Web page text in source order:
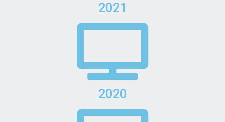
2021
2020